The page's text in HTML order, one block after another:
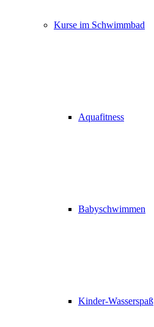
Kurse im Schwimmbad
Aquafitness
Babyschwimmen
Kinder-Wasserspaß